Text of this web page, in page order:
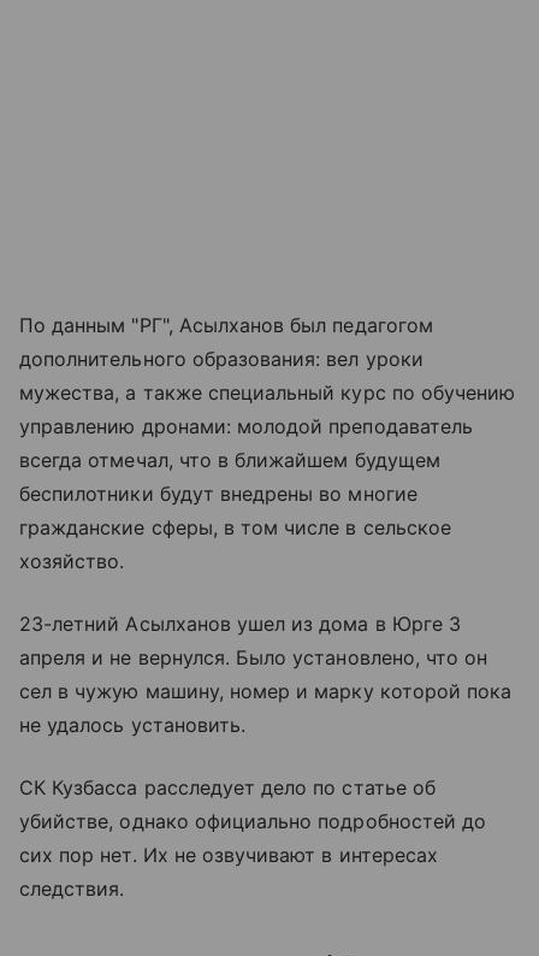
По данным "РГ", Асылханов был педагогом
дополнительного образования: вел уроки
мужества, а также специальный курс по обучению
управлению дронами: молодой преподаватель
всегда отмечал, что в ближайшем будущем
беспилотники будут внедрены во многие
гражданские сферы, в том числе в сельское
хозяйство.
23-летний Асылханов ушел из дома в Юрге 3
апреля и не вернулся. Было установлено, что он
сел в чужую машину, номер и марку которой пока
не удалось установить.
СК Кузбасса расследует дело по статье об
убийстве, однако официально подробностей до
сих пор нет. Их не озвучивают в интересах
следствия.